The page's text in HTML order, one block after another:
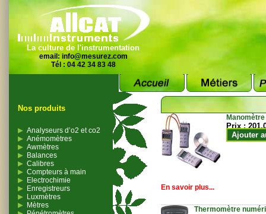
La culture de l'instrumentation
email: info@mesurez.com
Tél : 04 42 34 83 48
Nos produits
Analyseurs d’o2 et co2
Anémomètres
Awmètres
Balances
Calibres
Compteurs à main
Electrochimie
Enregistreurs
Luxmètres
Mètres
Prix :
Ajouter
En savoir plus...
Thermomètre